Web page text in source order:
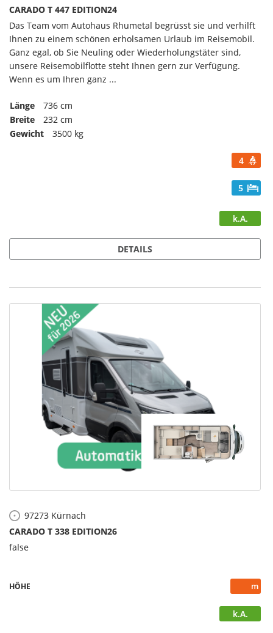
CARADO T 447 EDITION24
Das Team vom Autohaus Rhumetal begrüsst sie und verhilft
Ihnen zu einem schönen erholsamen Urlaub im Reisemobil.
Ganz egal, ob Sie Neuling oder Wiederholungstäter sind,
unsere Reisemobilflotte steht Ihnen gern zur Verfügung.
Wenn es um Ihren ganz ...
Länge
736 cm
Breite
232 cm
Gewicht
3500 kg
4
5
k.A.
DETAILS
97273 Kürnach
CARADO T 338 EDITION26
false
HÖHE
k.A.